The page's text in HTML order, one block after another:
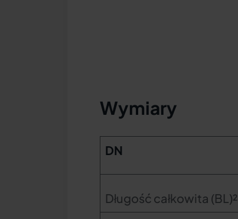
Wymiary
DN
Długość całkowita (BL)²